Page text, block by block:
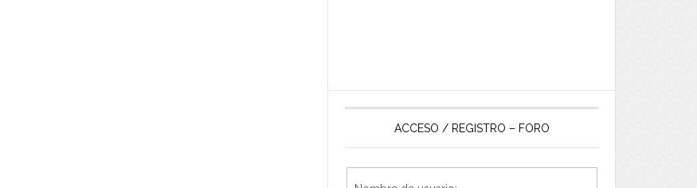
ACCESO / REGISTRO – FORO